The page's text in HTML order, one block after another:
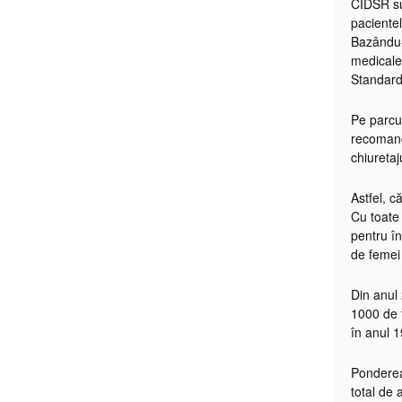
CIDSR
Pe
Astfel,
Cu
pentru
de
Din
1000
în anul
total de